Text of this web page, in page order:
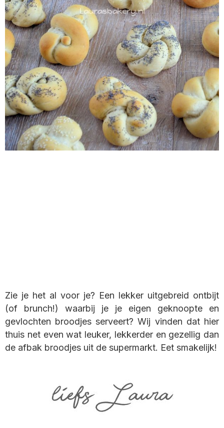
Zie je het al voor je? Een lekker uitgebreid ontbijt
(of brunch!) waarbij je je eigen geknoopte en
gevlochten broodjes serveert? Wij vinden dat hier
thuis net even wat leuker, lekkerder en gezellig dan
de afbak broodjes uit de supermarkt. Eet smakelijk!